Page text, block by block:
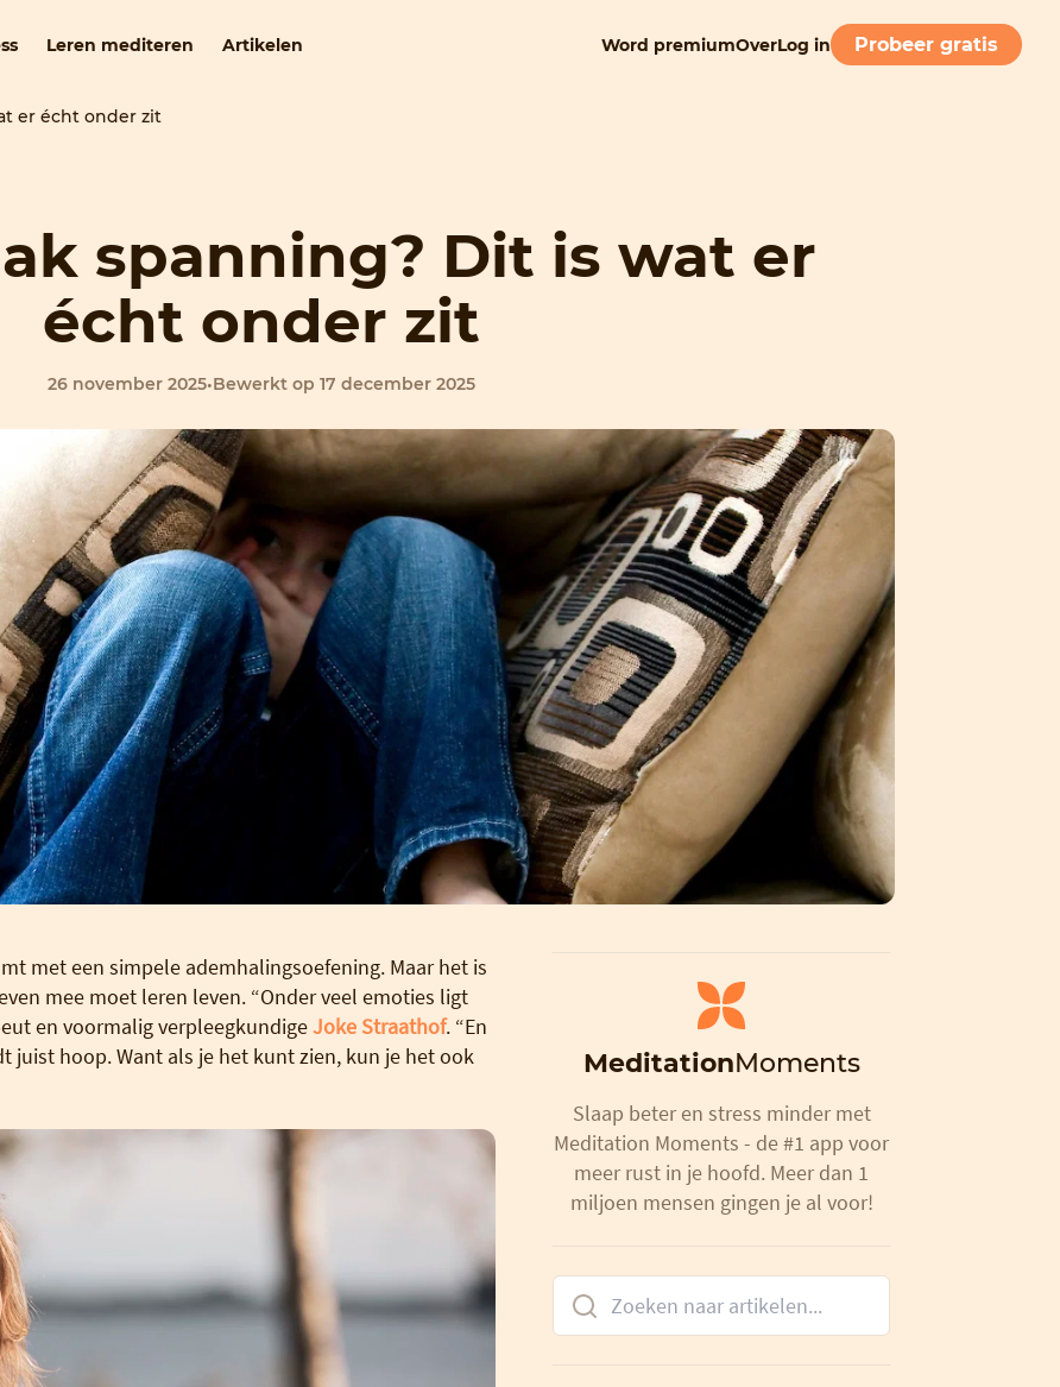
Leren mediteren Artikelen Word premiumOverLog in Probeer gratis
er écht onder zit
spanning? Dit is wat er
écht onder zit
26 november 2025•Bewerkt op 17 december 2025
met een simpele ademhalingsoefening. Maar het is
mee moet leren leven. “Onder veel emoties ligt
en voormalig verpleegkundigeJoke Straathof. “En
juist hoop. Want als je het kunt zien, kun je het ook
MeditationMoments
Slaap beter en stress minder met
Meditation Moments - de #1 app voor
meer rust in je hoofd. Meer dan 1
miljoen mensen gingen je al voor!